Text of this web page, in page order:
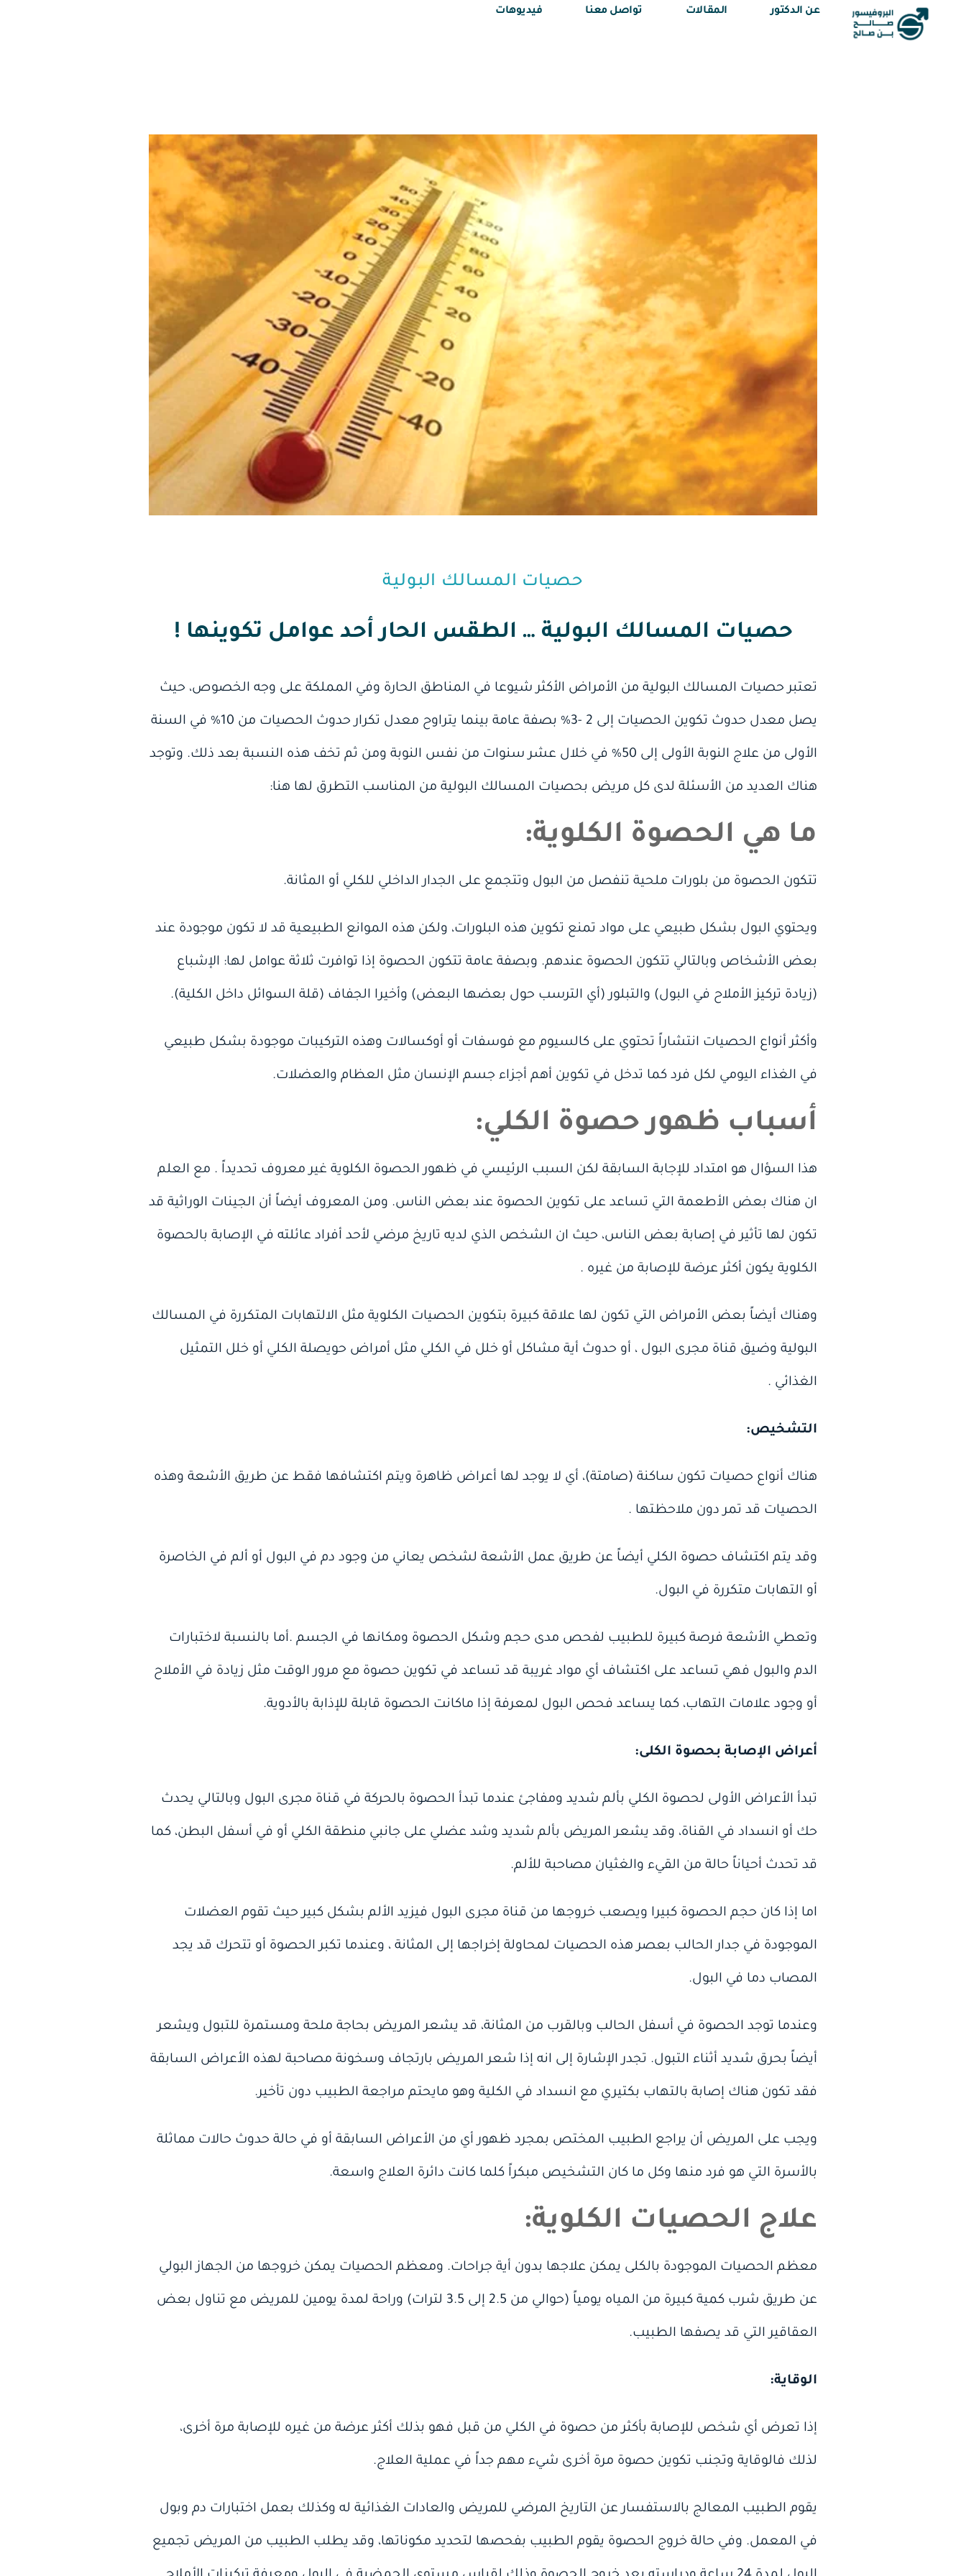
عن الدكتور المقالات تواصل معنا فيديوهات
حصيات المسالك البولية
حصيات المسالك البولية … الطقس الحار أحد عوامل تكوينها !
تعتبر حصيات المسالك البولية من الأمراض الأكثر شيوعا في المناطق الحارة وفي المملكة على وجه الخصوص، حيث
يصل معدل حدوث تكوين الحصيات إلى 2 -3% بصفة عامة بينما يتراوح معدل تكرار حدوث الحصيات من 10% في السنة
الأولى من علاج النوبة الأولى إلى 50% في خلال عشر سنوات من نفس النوبة ومن ثم تخف هذه النسبة بعد ذلك. وتوجد
هناك العديد من الأسئلة لدى كل مريض بحصيات المسالك البولية من المناسب التطرق لها هنا:
ما هي الحصوة الكلوية:
تتكون الحصوة من بلورات ملحية تنفصل من البول وتتجمع على الجدار الداخلي للكلي أو المثانة.
ويحتوي البول بشكل طبيعي على مواد تمنع تكوين هذه البلورات، ولكن هذه الموانع الطبيعية قد لا تكون موجودة عند
بعض الأشخاص وبالتالي تتكون الحصوة عندهم. وبصفة عامة تتكون الحصوة إذا توافرت ثلاثة عوامل لها: الإشباع
(زيادة تركيز الأملاح في البول) والتبلور (أي الترسب حول بعضها البعض) وأخيرا الجفاف (قلة السوائل داخل الكلية).
وأكثر أنواع الحصيات انتشاراً تحتوي على كالسيوم مع فوسفات أو أوكسالات وهذه التركيبات موجودة بشكل طبيعي
في الغذاء اليومي لكل فرد كما تدخل في تكوين أهم أجزاء جسم الإنسان مثل العظام والعضلات.
أسباب ظهور حصوة الكلي:
هذا السؤال هو امتداد للإجابة السابقة لكن السبب الرئيسي في ظهور الحصوة الكلوية غير معروف تحديداً . مع العلم
ان هناك بعض الأطعمة التي تساعد على تكوين الحصوة عند بعض الناس. ومن المعروف أيضاً أن الجينات الوراثية قد
تكون لها تأثير في إصابة بعض الناس، حيث ان الشخص الذي لديه تاريخ مرضي لأحد أفراد عائلته في الإصابة بالحصوة
الكلوية يكون أكثر عرضة للإصابة من غيره .
وهناك أيضاً بعض الأمراض التي تكون لها علاقة كبيرة بتكوين الحصيات الكلوية مثل الالتهابات المتكررة في المسالك
البولية وضيق قناة مجرى البول ، أو حدوث أية مشاكل أو خلل في الكلي مثل أمراض حويصلة الكلي أو خلل التمثيل
الغذائي .
التشخيص:
هناك أنواع حصيات تكون ساكنة (صامتة)، أي لا يوجد لها أعراض ظاهرة ويتم اكتشافها فقط عن طريق الأشعة وهذه
الحصيات قد تمر دون ملاحظتها .
وقد يتم اكتشاف حصوة الكلي أيضاً عن طريق عمل الأشعة لشخص يعاني من وجود دم في البول أو ألم في الخاصرة
أو التهابات متكررة في البول.
وتعطي الأشعة فرصة كبيرة للطبيب لفحص مدى حجم وشكل الحصوة ومكانها في الجسم .أما بالنسبة لاختبارات
الدم والبول فهي تساعد على اكتشاف أي مواد غريبة قد تساعد في تكوين حصوة مع مرور الوقت مثل زيادة في الأملاح
أو وجود علامات التهاب، كما يساعد فحص البول لمعرفة إذا ماكانت الحصوة قابلة للإذابة بالأدوية.
أعراض الإصابة بحصوة الكلى:
تبدأ الأعراض الأولى لحصوة الكلي بألم شديد ومفاجئ عندما تبدأ الحصوة بالحركة في قناة مجرى البول وبالتالي يحدث
حك أو انسداد في القناة، وقد يشعر المريض بألم شديد وشد عضلي على جانبي منطقة الكلي أو في أسفل البطن، كما
قد تحدث أحياناً حالة من القيء والغثيان مصاحبة للألم.
اما إذا كان حجم الحصوة كبيرا ويصعب خروجها من قناة مجرى البول فيزيد الألم بشكل كبير حيث تقوم العضلات
الموجودة في جدار الحالب بعصر هذه الحصيات لمحاولة إخراجها إلى المثانة ، وعندما تكبر الحصوة أو تتحرك قد يجد
المصاب دما في البول.
وعندما توجد الحصوة في أسفل الحالب وبالقرب من المثانة، قد يشعر المريض بحاجة ملحة ومستمرة للتبول ويشعر
أيضاً بحرق شديد أثناء التبول. تجدر الإشارة إلى انه إذا شعر المريض بارتجاف وسخونة مصاحبة لهذه الأعراض السابقة
فقد تكون هناك إصابة بالتهاب بكتيري مع انسداد في الكلية وهو مايحتم مراجعة الطبيب دون تأخير.
ويجب على المريض أن يراجع الطبيب المختص بمجرد ظهور أي من الأعراض السابقة أو في حالة حدوث حالات مماثلة
بالأسرة التي هو فرد منها وكل ما كان التشخيص مبكراً كلما كانت دائرة العلاج واسعة.
علاج الحصيات الكلوية:
معظم الحصيات الموجودة بالكلى يمكن علاجها بدون أية جراحات. ومعظم الحصيات يمكن خروجها من الجهاز البولي
عن طريق شرب كمية كبيرة من المياه يومياً (حوالي من 2.5 إلى 3.5 لترات) وراحة لمدة يومين للمريض مع تناول بعض
العقاقير التي قد يصفها الطبيب.
الوقاية:
إذا تعرض أي شخص للإصابة بأكثر من حصوة في الكلي من قبل فهو بذلك أكثر عرضة من غيره للإصابة مرة أخرى،
لذلك فالوقاية وتجنب تكوين حصوة مرة أخرى شيء مهم جداً في عملية العلاج.
يقوم الطبيب المعالج بالاستفسار عن التاريخ المرضي للمريض والعادات الغذائية له وكذلك بعمل اختبارات دم وبول
في المعمل. وفي حالة خروج الحصوة يقوم الطبيب بفحصها لتحديد مكوناتها، وقد يطلب الطبيب من المريض تجميع